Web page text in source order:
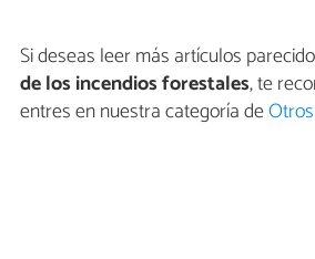
Si deseas leer más artículos
de los incendios forestales, te
entres en nuestra categoría de